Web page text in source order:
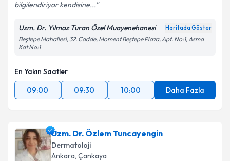
bilgilendiriyor kendisine...
Uzm. Dr. Yılmaz Turan Özel Muayenehanesi Haritada Göster
Beştepe Mahallesi, 32. Cadde, Moment Beştepe Plaza, Apt. No:1, Asma
Kat No:1
En Yakın Saatler
09:00
09:30 10:00 Daha Fazla
Uzm. Dr. Özlem Tuncayengin
Dermatoloji
Ankara, Çankaya